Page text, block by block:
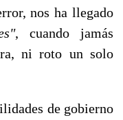
nos ha llegado
, cuando jamás
ni roto un solo
de gobierno